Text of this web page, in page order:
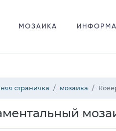
МОЗАИКА
страничка мозаика